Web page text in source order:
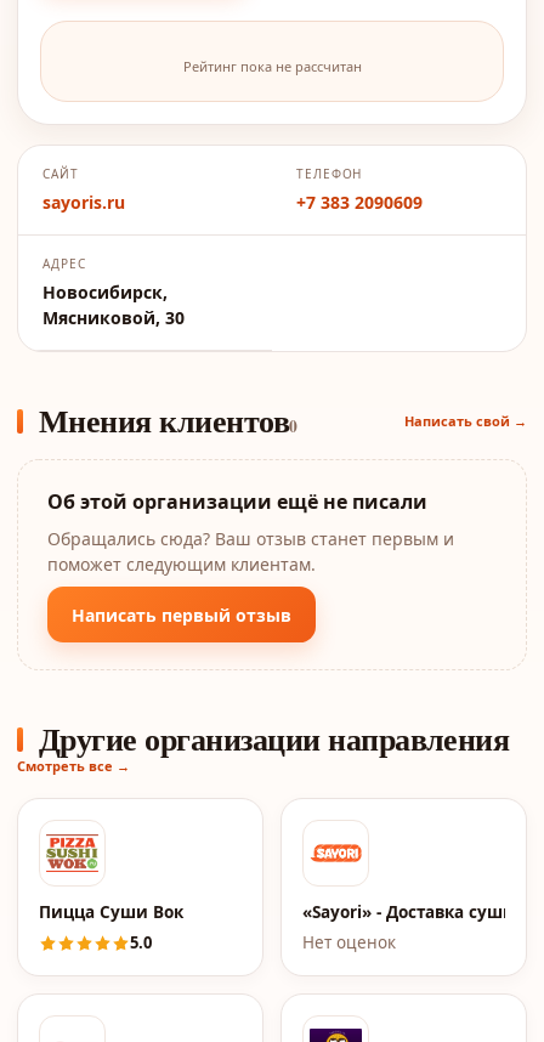
Рейтинг пока не рассчитан
САЙТ
sayoris.ru
ТЕЛЕФОН
+7 383 2090609
АДРЕС
Новосибирск,
Мясниковой, 30
Мнения клиентов0 Написать свой →
Об этой организации ещё не писали
Обращались сюда? Ваш отзыв станет первым и
поможет следующим клиентам.
Написать первый отзыв
Другие организации направления
Смотреть все →
Пицца Суши Вок
5.0
«Sayori» - Доставка суши и
Нет оценок